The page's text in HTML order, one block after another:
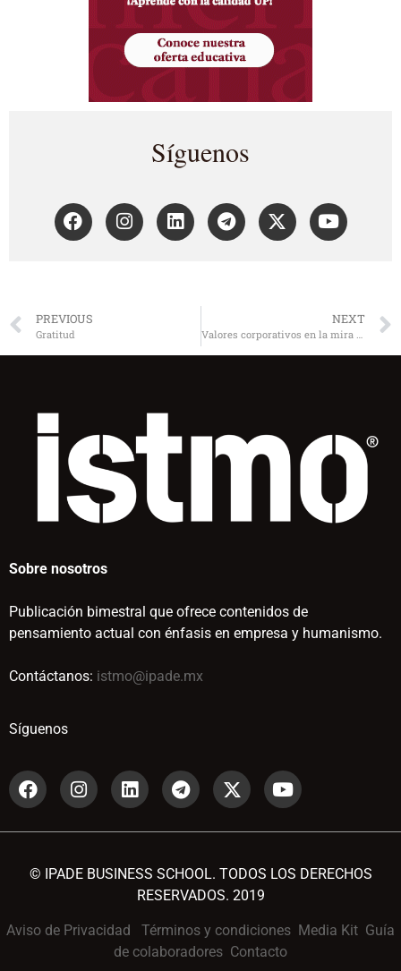
Síguenos
PREVIOUS
Gratitud
NEXT
Sobre nosotros
Publicación bimestral que ofrece contenidos de
pensamiento actual con énfasis en empresa y humanismo.
Contáctanos: istmo@ipade.mx
Síguenos
© IPADE BUSINESS SCHOOL. TODOS LOS DERECHOS
RESERVADOS. 2019
Aviso de Privacidad Términos y condiciones Media Kit Guía
de colaboradores Contacto